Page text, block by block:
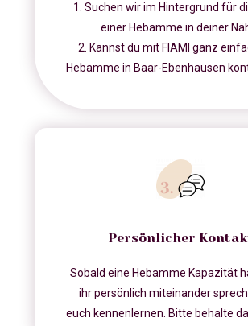
1. Suchen wir im Hintergrund für
einer Hebamme in deiner
2. Kannst du mit FIAMI ganz
Hebamme in Baar-Ebenhausen
Persönlicher
Sobald eine Hebamme Kapazität
ihr persönlich miteinander
euch kennenlernen. Bitte behalte